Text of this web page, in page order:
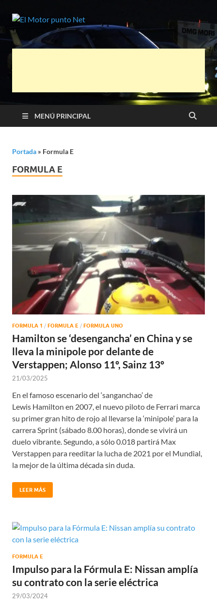
El Motor
punto Net
Información sobre novedades y pruebas
de Automóviles
MENÚ PRINCIPAL
Portada » Formula E
FORMULA E
FORMULA 1 / FORMULA E / FORMULA UNO
Hamilton se ‘desengancha’ en China y se
lleva la minipole por delante de
Verstappen; Alonso 11º, Sainz 13º
21/03/2025
En el famoso escenario del ‘sanganchao’ de
Lewis Hamilton en 2007, el nuevo piloto de Ferrari marca
su primer gran hito de rojo al llevarse la ‘minipole’ para la
carrera Sprint (sábado 8.00 horas), donde se vivirá un
duelo vibrante. Segundo, a sólo 0.018 partirá Max
Verstappen para reeditar la lucha de 2021 por el Mundial,
la mejor de la última década sin duda.
LEER MÁS
FORMULA E
Impulso para la Fórmula E: Nissan amplía
su contrato con la serie eléctrica
29/03/2024